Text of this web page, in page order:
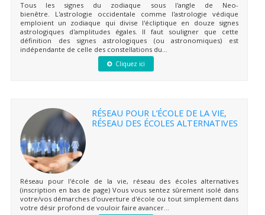
Tous les signes du zodiaque sous l'angle de Neo-
bienêtre. L'astrologie occidentale comme l'astrologie védique
emploient un zodiaque qui divise l'écliptique en douze signes
astrologiques d'amplitudes égales. Il faut souligner que cette
définition des signes astrologiques (ou astronomiques) est
indépendante de celle des constellations du...
Cliquez ici
RÉSEAU POUR L’ÉCOLE DE LA VIE,
RÉSEAU DES ÉCOLES ALTERNATIVES
Réseau pour l'école de la vie, réseau des écoles alternatives
(inscription en bas de page) Vous vous sentez sûrement isolé dans
votre/vos démarches d'ouverture d'école ou tout simplement dans
votre désir profond de vouloir faire avancer...